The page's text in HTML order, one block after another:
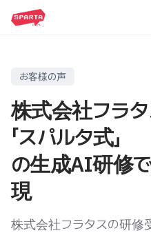
生成AI入門コース
生成AIとPythonによる業務効率化
Excelと生成AIによる業務効率化コ
資料請求
ウェビナー
ブログ
お客様の声
株式会社フラタ
「スパルタ式」
の生成AI研修
現
株式会社フラタスの研修